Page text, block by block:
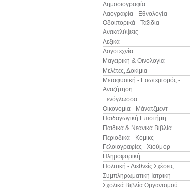
Δημοσιογραφία
Λαογραφία - Εθνολογία -
Οδοιπορικά - Ταξίδια -
Ανακαλύψεις
Λεξικά
Λογοτεχνία
Μαγειρική & Οινολογία
Μελέτες, Δοκίμια
Μεταφυσική - Εσωτερισμός -
Αναζήτηση
Ξενόγλωσσα
Οικονομία - Μάνατζμεντ
Παιδαγωγική Επιστήμη
Παιδικά & Νεανικά Βιβλία
Περιοδικά - Κόμικς -
Γελοιογραφίες - Χιούμορ
Πληροφορική
Πολιτική - Διεθνείς Σχέσεις
Συμπληρωματική Ιατρική
Σχολικά Βιβλία Οργανισμού